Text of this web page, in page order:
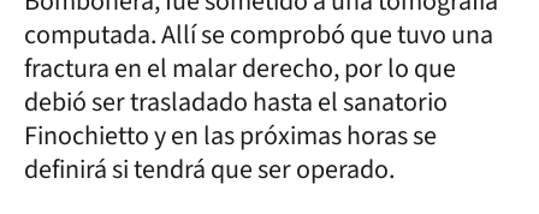
computada. Allí se comprobó que tuvo una
fractura en el malar derecho, por lo que
debió ser trasladado hasta el sanatorio
Finochietto y en las próximas horas se
definirá si tendrá que ser operado.